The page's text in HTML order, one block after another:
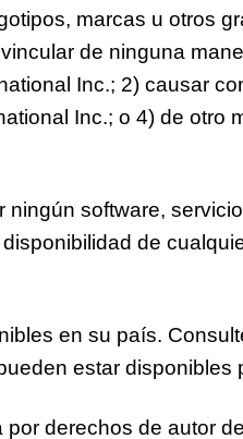
marcas u otros
de ninguna
Inc.; 2) causar
Inc.; o 4) de otro
software,
de
en su país.
estar disponibles
derechos de autor